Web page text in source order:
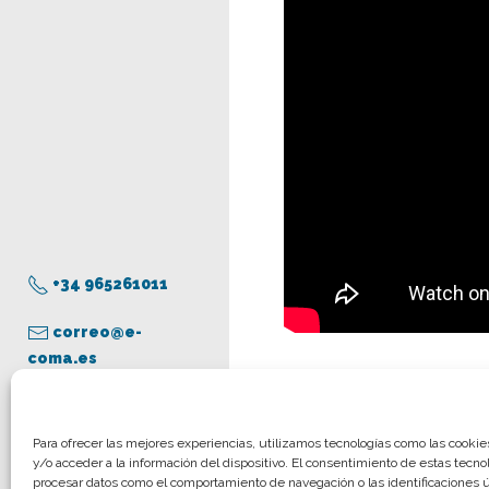
Para ofrecer las mejores experiencias, utilizamos tecnologías como las
y/o acceder a la información del dispositivo. El consentimiento de estas
procesar datos como el comportamiento de navegación o las identificaciones
+34 965261011
correo@e-
coma.es
Aviso legal
Política de privacidad
[vqr msg=»https://